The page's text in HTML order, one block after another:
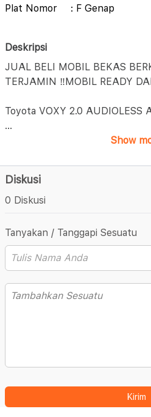
Plat Nomor
: F Genap
Deskripsi
JUAL BELI MOBIL BEKAS
TERJAMIN ‼️MOBIL READY
Toyota VOXY 2.0 AUDIOLESS
...
Show
Diskusi
0 Diskusi
Tanyakan / Tanggapi Sesuatu
Kirim